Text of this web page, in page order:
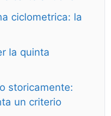
ciclometrica: la
la quinta
storicamente:
un criterio